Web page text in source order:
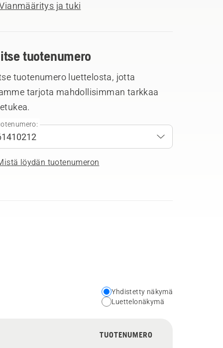
ja tuki
tuotenumero
tuotenumero luettelosta, jotta
tarjota mahdollisimman tarkkaa
löydän tuotenumeron
Choose
your
view
Yhdistetty näkymä
Luettelonäkymä
TUOTENUMERO